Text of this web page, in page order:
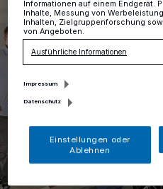
Informationen auf einem Endgerät.
Inhalte, Messung von
Inhalten, Zielgruppenforschung
von Angeboten.
Ausführliche Informationen
Impressum
Datenschutz
Einstellungen oder
Ablehnen